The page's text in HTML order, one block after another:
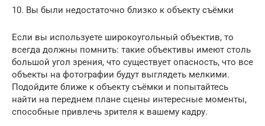
10. Вы были недостаточно близко к объекту съёмки
Если вы используете широкоугольный объектив, то
всегда должны помнить: такие объективы имеют столь
большой угол зрения, что существует опасность, что все
объекты на фотографии будут выглядеть мелкими.
Подойдите ближе к объекту съёмки и попытайтесь
найти на переднем плане сцены интересные моменты,
способные привлечь зрителя к вашему кадру.